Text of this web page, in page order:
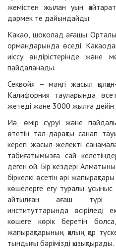
жемістен жылан уын
дәрмек те дайындайды.
Какао, шоколад ағашы
орман­дарында өседі.
иіссу өндірістерінде және
пайдаланады.
Секвойя – мәңгі жасыл
Кали­форния тауларында
жетеді және 3000 жылға
Иә, өмір сүруі және
өтетін тал-дарақты санап
керегі жасыл-желекті
табиғатымызға сай
деген ой. Бір кез­дері
біркелкі өсетін әрі
көшелерге егу туралы ұсыныс
айтылған ағаш түрі
институттарында өсіріледі
көшеге көрік беретін
жапырақтарының қалың қар
тындығы бәрімізді қызықтырады.